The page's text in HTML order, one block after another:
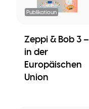
Publikatioun
Zeppi & Bob 3 –
in der
Europäischen
Union